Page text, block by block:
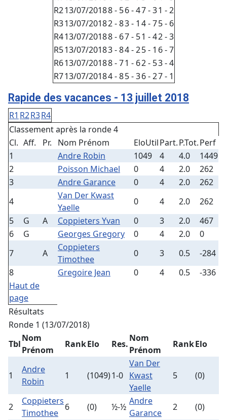
R213/07/20188 - 56 - 47 - 31 - 2
R313/07/20182 - 83 - 1 4 - 75 - 6
R413/07/20188 - 67 - 51 - 42 - 3
R513/07/20183 - 84 - 25 - 1 6 - 7
R613/07/20188 - 71 - 62 - 53 - 4
R713/07/20184 - 85 - 36 - 27 - 1
Rapide des vacances - 13 juillet 2018
R1 R2R3R4
Classement après la ronde 4
Cl. Aff. Pr. Nom Prénom EloUtilPart.P.Tot.Perf
1
Andre Robin 1049 4 4.0
1449
2
Poisson Michael 0 4 2.0
262
3
Andre Garance 0 4 2.0
262
4
Van Der Kwast
Yaelle
0 4 2.0
262
5
G A Coppieters Yvan 0 3 2.0
467
6
G Georges Gregory 0 4 2.0
0
7
A
Coppieters
Timothee
0 3 0.5
-284
8
Gregoire Jean 0 4 0.5
-336
Haut de
page
Résultats
Ronde 1 (13/07/2018)
Tbl
Nom
Prénom
RankElo Res.
Nom
Prénom
RankElo
1
Andre
Robin
1 (1049)1-0
Van Der
Kwast
Yaelle
5 (0)
2
Coppieters
Timothee
6 (0) ½-½
Andre
Garance
2 (0)